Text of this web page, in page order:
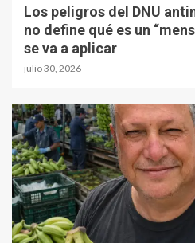
Los peligros del DNU
no define qué es un
se va a aplicar
julio 30, 2026